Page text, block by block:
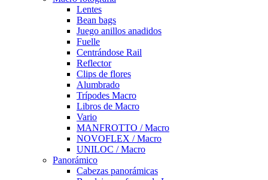
Lentes
Bean bags
Juego anillos anadidos
Fuelle
Centrándose Rail
Reflector
Clips de flores
Alumbrado
Trípodes Macro
Libros de Macro
Vario
MANFROTTO / Macro
NOVOFLEX / Macro
UNILOC / Macro
Panorámico
Cabezas panorámicas